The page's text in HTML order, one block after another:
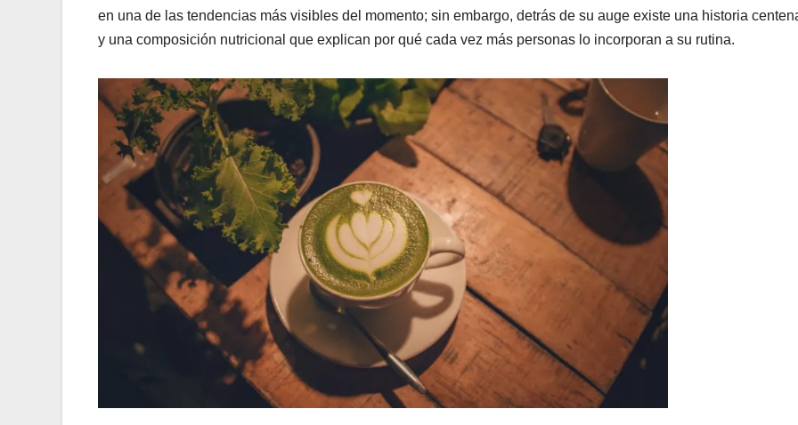
en una de las tendencias más visibles del momento; sin embargo, detrás de su auge existe una historia
y una composición nutricional que explican por qué cada vez más personas lo incorporan a su rutina.